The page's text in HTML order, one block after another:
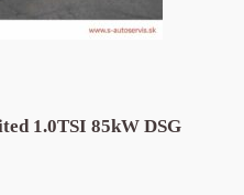
1.0TSI 85kW DSG